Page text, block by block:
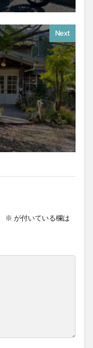
Next
※ が付いている欄は